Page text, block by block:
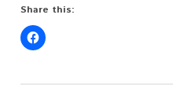
Share this: